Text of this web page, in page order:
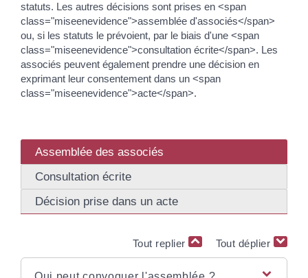
statuts. Les autres décisions sont prises en <span
class="miseenevidence">assemblée d'associés</span>
ou, si les statuts le prévoient, par le biais d'une <span
class="miseenevidence">consultation écrite</span>. Les
associés peuvent également prendre une décision en
exprimant leur consentement dans un <span
class="miseenevidence">acte</span>.
Assemblée des associés
Consultation écrite
Décision prise dans un acte
Tout replier Tout déplier